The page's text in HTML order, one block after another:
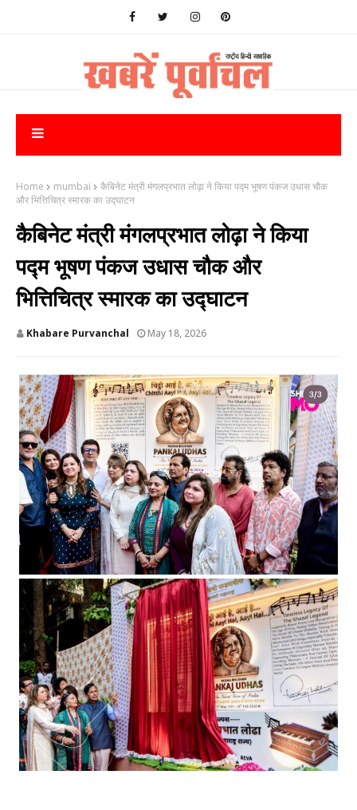
Home mumbai
कैबिनेट मंत्री मंगलप्रभात लोढ़ा ने किया पद्म भूषण पंकज उधास चौक
और भित्तिचित्र स्मारक का उद्घाटन
कैबिनेट मंत्री मंगलप्रभात लोढ़ा ने किया
पद्म भूषण पंकज उधास चौक और
भित्तिचित्र स्मारक का उद्घाटन
Khabare Purvanchal May 18, 2026